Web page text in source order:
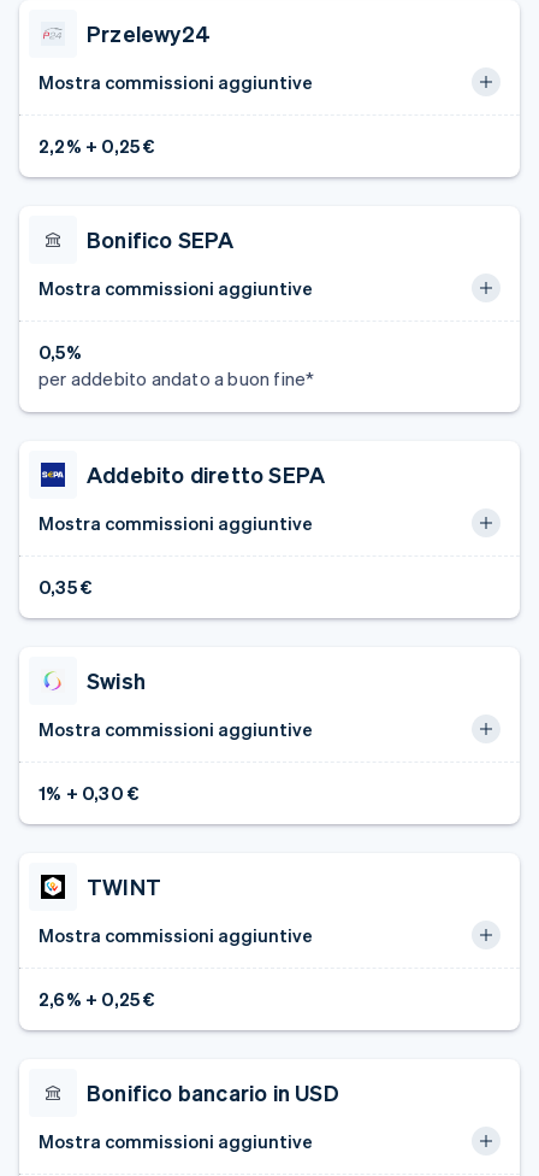
Przelewy24
2,2% + 0,25 €
Mostra commissioni aggiuntive
Bonifico SEPA
0,5%
per addebito andato a buon fine*
Mostra commissioni aggiuntive
Addebito diretto SEPA
0,35 €
Mostra commissioni aggiuntive
Swish
1% + 0,30 €
Mostra commissioni aggiuntive
TWINT
2,6% + 0,25 €
Mostra commissioni aggiuntive
Bonifico bancario in USD
Mostra commissioni aggiuntive